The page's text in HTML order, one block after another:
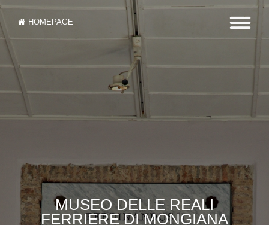
HOMEPAGE
MUSEO DELLE REALI
FERRIERE DI MONGIANA